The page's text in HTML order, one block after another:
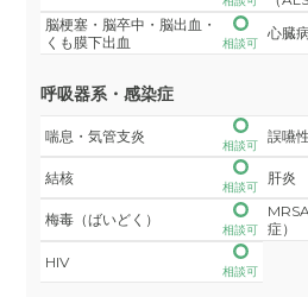
脳梗塞・脳卒中・脳出血・
くも膜下出血
相談可
心臓
呼吸器系・感染症
喘息・気管支炎
相談可
誤嚥
結核
相談可
肝炎
梅毒（ばいどく）
相談可
症）
HIV
相談可